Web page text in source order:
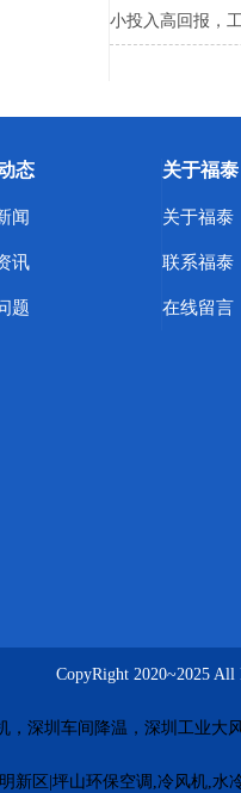
小投入高回报，
态
闻
讯
题
关于福泰
关于福泰
联系福泰
在线留言
CopyRight 2020~2025
，深圳车间降温，深圳工业大
新区|坪山环保空调,冷风机,水